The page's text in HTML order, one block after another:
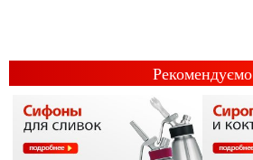
Рекомендуємо